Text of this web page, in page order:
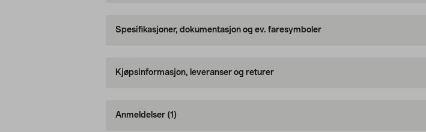
Spesifikasjoner, dokumentasjon og ev. faresymboler
Kjøpsinformasjon, leveranser og returer
Anmeldelser (1)